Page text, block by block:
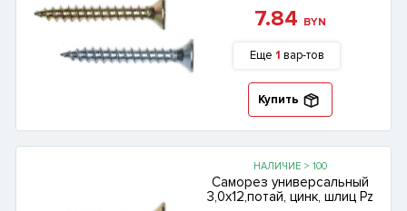
7.84 BYN
Еще 1 вар-тов
Купить
НАЛИЧИЕ > 100
Саморез универсальный
3,0х12,потай, цинк, шлиц Pz